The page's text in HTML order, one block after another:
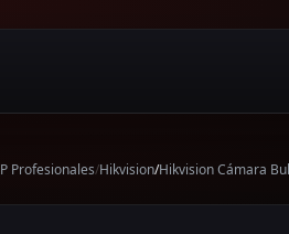
Profesionales/Hikvision/Hikvision Cámara